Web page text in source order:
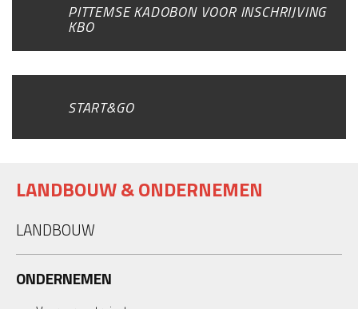
PITTEMSE KADOBON VOOR INSCHRIJVING
KBO
START&GO
LANDBOUW & ONDERNEMEN
LANDBOUW
ONDERNEMEN